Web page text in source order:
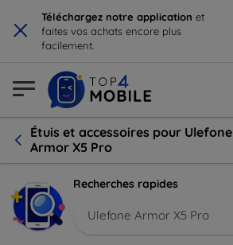
× Téléchargez notre application et
faites vos achats encore plus
facilement.
Étuis et accessoires pour Ulefone
Armor X5 Pro
Recherches rapides
Ulefone Armor X5 Pro